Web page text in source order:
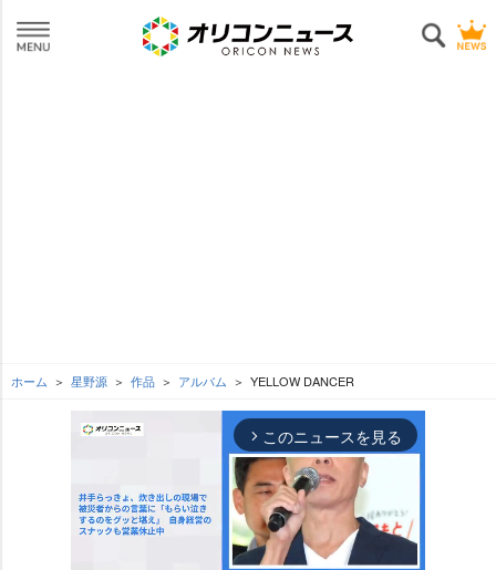
ホーム 星野源 作品 アルバム YELLOW DANCER
arrow_forward_ios このニュースを見る